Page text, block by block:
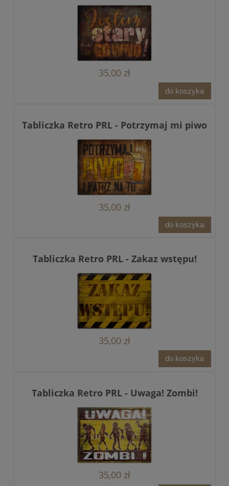
35,00 zł
do koszyka
Tabliczka Retro PRL - Potrzymaj mi piwo
35,00 zł
do koszyka
Tabliczka Retro PRL - Zakaz wstępu!
35,00 zł
do koszyka
Tabliczka Retro PRL - Uwaga! Zombi!
35,00 zł